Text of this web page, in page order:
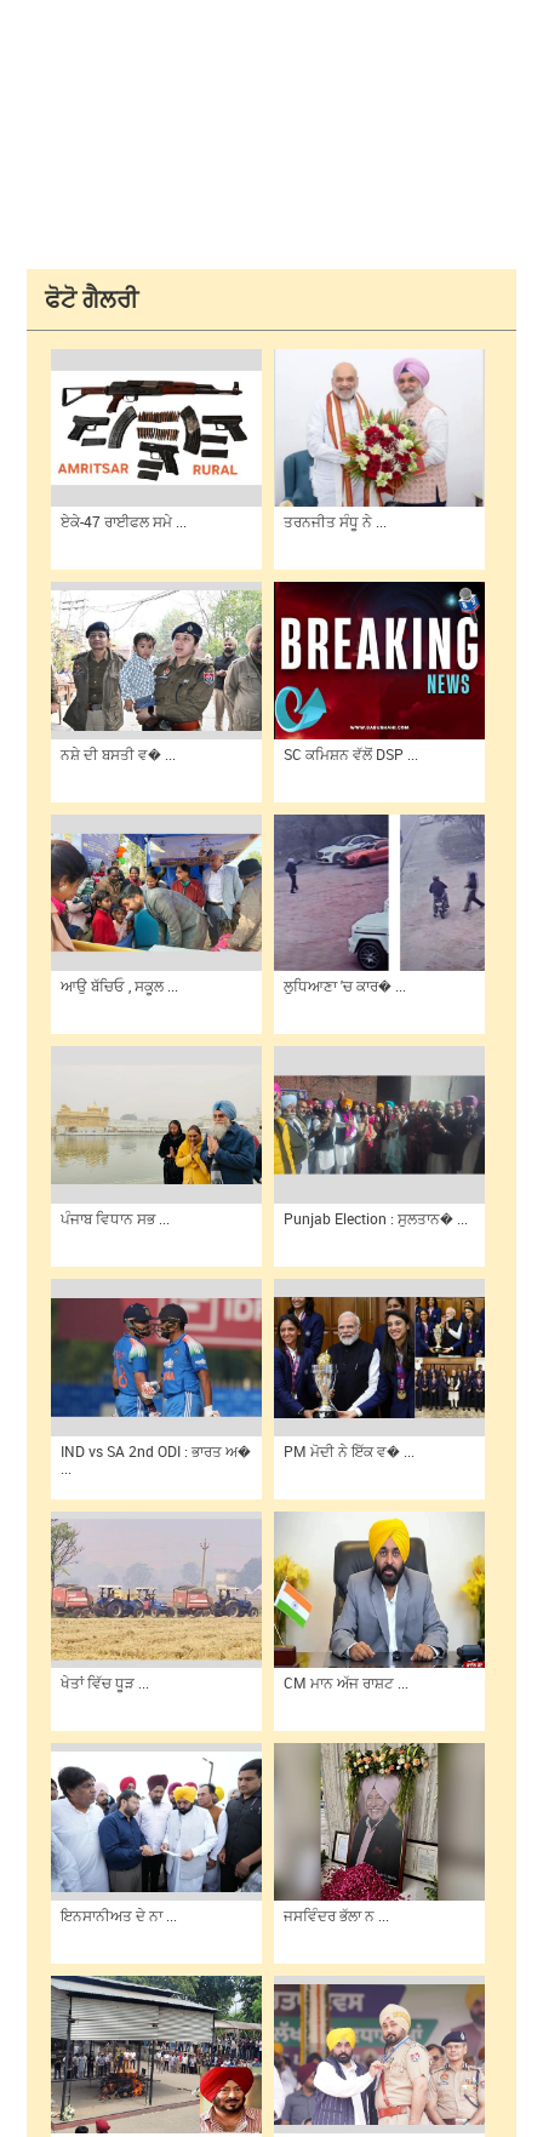
ਫੋਟੋ ਗੈਲਰੀ
ਏਕੇ-47 ਰਾਈਫਲ ਸਮੇ ... ਤਰਨਜੀਤ ਸੰਧੂ ਨੇ ...
ਨਸ਼ੇ ਦੀ ਬਸਤੀ ਵ� ... SC ਕਮਿਸ਼ਨ ਵੱਲੋਂ DSP ...
ਆਉ ਬੱਚਿਓ , ਸਕੂਲ ... ਲੁਧਿਆਣਾ 'ਚ ਕਾਰ� ...
ਪੰਜਾਬ ਵਿਧਾਨ ਸਭ ... Punjab Election : ਸੁਲਤਾਨ� ...
IND vs SA 2nd ODI : ਭਾਰਤ ਅ�
PM ਮੋਦੀ ਨੇ ਇੱਕ ਵ� ...
ਖੇਤਾਂ ਵਿੱਚ ਧੂੜ ... CM ਮਾਨ ਅੱਜ ਰਾਸ਼ਟ ...
ਇਨਸਾਨੀਅਤ ਦੇ ਨਾ ... ਜਸਵਿੰਦਰ ਭੱਲਾ ਨ ...